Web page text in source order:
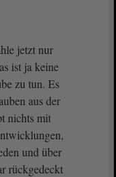
jetzt nur
ist ja keine
zu tun. Es
aus der
nichts mit
und über
rückgedeckt